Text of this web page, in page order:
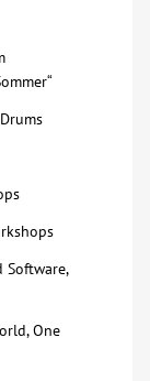
Software,
One